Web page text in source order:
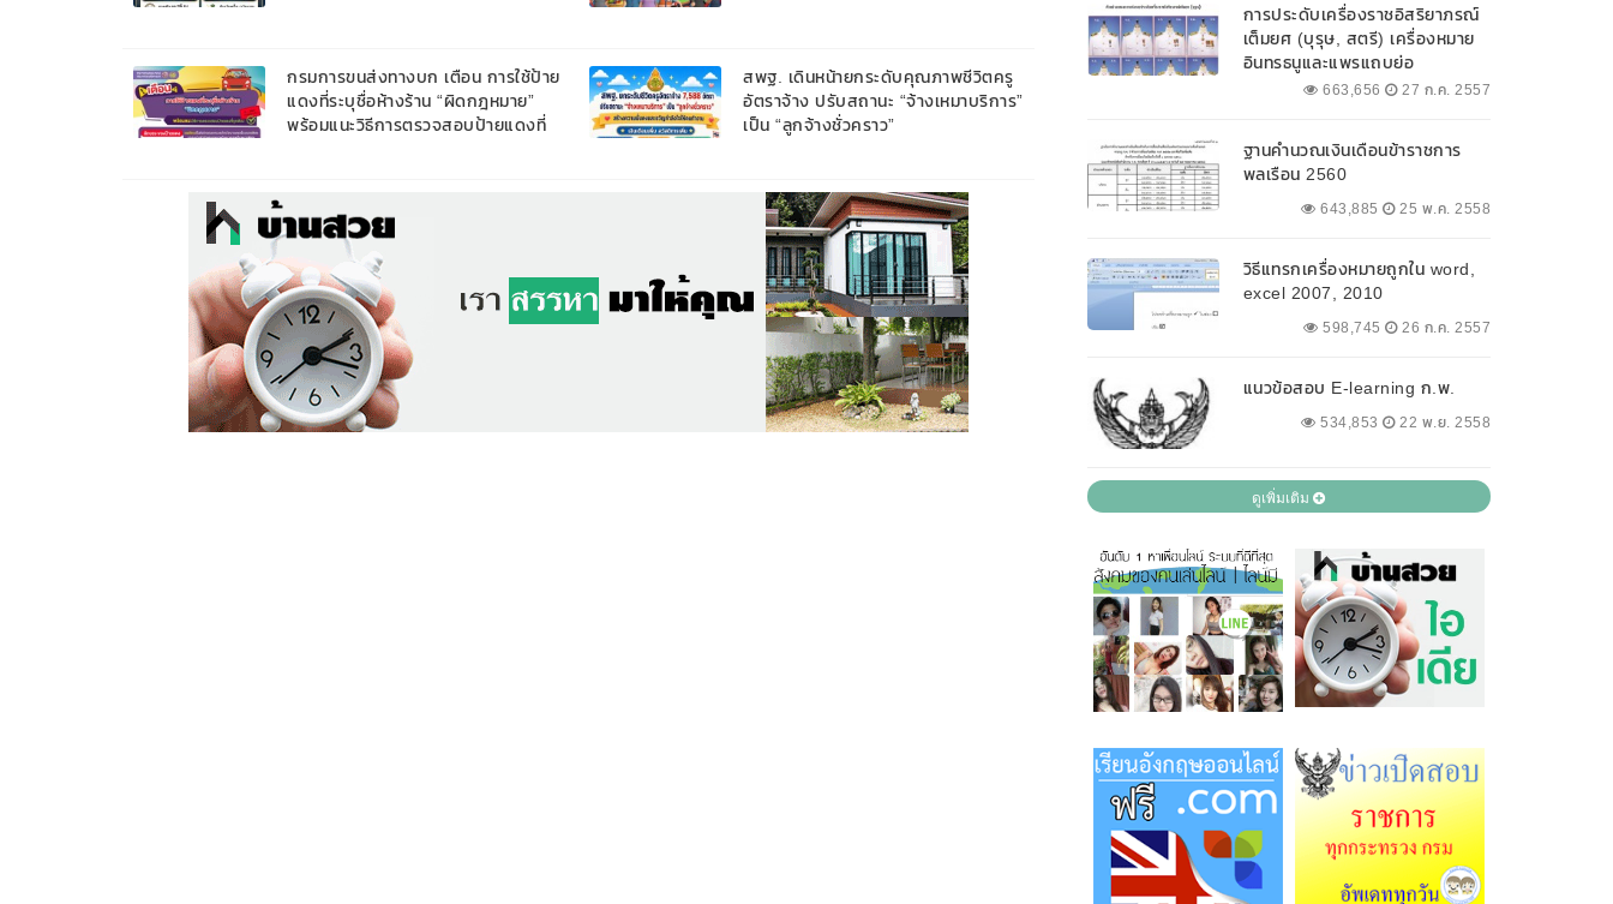
กรมการขนส่งทางบก เตือน การใช้ป้าย
แดงที่ระบุชื่อห้างร้าน “ผิดกฎหมาย”
พร้อมแนะวิธีการตรวจสอบป้ายแดงที่
สพฐ. เดินหน้ายกระดับคุณภาพชีวิตครู
อัตราจ้าง ปรับสถานะ “จ้างเหมาบริการ”
เป็น “ลูกจ้างชั่วคราว”
การประดับเครื่องราชอิสริยาภรณ์
เต็มยศ (บุรุษ, สตรี) เครื่องหมาย
อินทรธนูและแพรแถบย่อ
663,656 27 ก.ค. 2557
ฐานคำนวณเงินเดือนข้าราชการ
พลเรือน 2560
643,885 25 พ.ค. 2558
วิธีแทรกเครื่องหมายถูกใน word,
excel 2007, 2010
598,745 26 ก.ค. 2557
แนวข้อสอบ E-learning ก.พ.
534,853 22 พ.ย. 2558
ดูเพิ่มเติม